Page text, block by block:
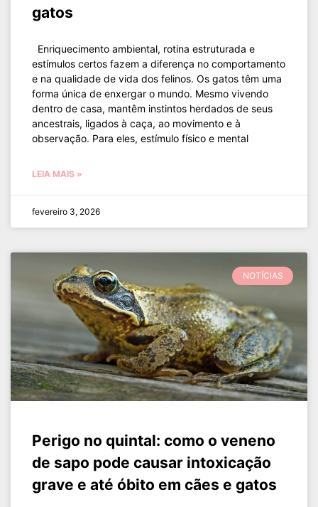
gatos
Enriquecimento ambiental, rotina estruturada e
estímulos certos fazem a diferença no comportamento
e na qualidade de vida dos felinos. Os gatos têm uma
forma única de enxergar o mundo. Mesmo vivendo
dentro de casa, mantêm instintos herdados de seus
ancestrais, ligados à caça, ao movimento e à
observação. Para eles, estímulo físico e mental
LEIA MAIS »
fevereiro 3, 2026
NOTÍCIAS
Perigo no quintal: como o veneno
de sapo pode causar intoxicação
grave e até óbito em cães e gatos